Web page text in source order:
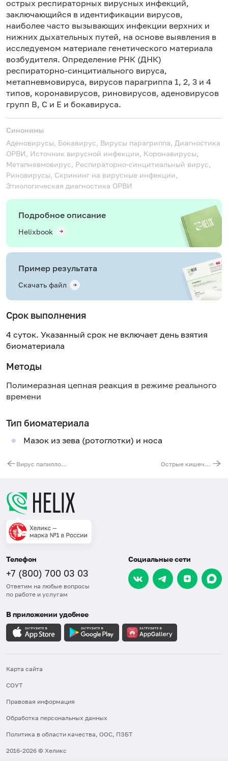
острых респираторных вирусных инфекций,
заключающийся в идентификации вирусов,
наиболее часто вызывающих инфекции верхних и
нижних дыхательных путей, на основе выявления в
исследуемом материале генетического материала
возбудителя. Определение РНК (ДНК)
респираторно-синцитиального вируса,
метапневмовируса, вирусов парагриппа 1, 2, 3 и 4
типов, коронавирусов, риновирусов, аденовирусов
групп B, C и E и бокавируса.
Синонимы
Аденовирусы, Бокавирус, Вирусы парагриппа, Диагностика
ОРВИ, Источник вирусной инфекции, Коронавирусы,
Метапневмовирус, Респираторно-синцитиальный вирус,
Риновирусы, Скрининг на вирусные инфекции,
Этиологическая диагностика ОРВИ
Подробное описание
Helixbook
Пример результата
Скачать файл
Срок выполнения
4 суток. Указанный срок не включает день взятия
биоматериала
Методы
Полимеразная цепная реакция в режиме реального
времени
Тип биоматериала
Мазок из зева (ротоглотки) и носа
Вирус папилломы человека (Human Papillomavirus) высокого канцерогенного риска (16, 18, 31, 33, 35, 39, 45, 51, 52, 56, 58, 59, 68), Digene-тест Острые кишечные инфекции (Rotavirus A, Norovirus II, Astrovirus)
Телефон
+7 (800) 700 03 03
Ответим на любые вопросы
по работе и услугам
Социальные сети
В приложении удобнее
Карта сайта
СОУТ
Правовая информация
Обработка персональных данных
Политика в области качества, ООС, ПЗБТ
2016-2026 © Хеликс